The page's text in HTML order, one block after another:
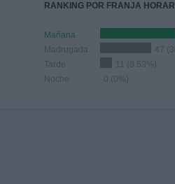
RANKING POR FRANJA
Mañana
Madrugada
47
Tarde
11 (8.53%)
Noche
0 (0%)